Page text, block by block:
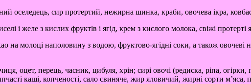
оселедець, сир протертий, нежирна шинка, краби, овочева ікра,
і желе з кислих фруктів і ягід, крем з кислого молока, свіжі
на молоці наполовину з водою, фруктово-ягідні соки, а також
оцет, перець, часник, цибуля, хрін; сирі овочі (редиска, ріпа,
каші, копченості, сало свиняче, жир яловичий, жирні сорти